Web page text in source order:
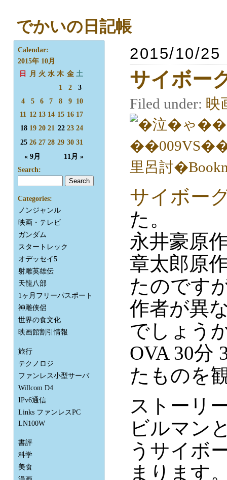
でかいの日記帳
2015/10/25
サイボー
Filed under: 映
サイボー
た。
永井豪原
章太郎原
たのです
作者が異
でしょう
OVA 30分
たものを
ストーリ
ビルマン
うサイボ
まります
Calendar:
2015年 10月
日
月 火 水 木 金 土
« 9月 11月 »
1 2
3
4
5 6 7 8 9 10
11
12 13 14 15 16 17
18 19 20 21 22 23 24
25 26 27 28 29 30 31
Search:
Categories:
ノンジャンル
映画・テレビ
ガンダム
スタートレック
オデッセイ5
射雕英雄伝
天龍八部
1ヶ月フリーパスポート
神雕侠侶
世界の食文化
映画館割引情報
旅行
テクノロジ
ファンレス小型サーバ
Willcom D4
IPv6通信
Links ファンレスPC
LN100W
書評
科学
美食